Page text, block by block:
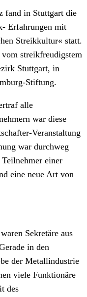
fand in Stuttgart die
Erfahrungen mit
Streikkultur« statt.
streikfreudigstem
Stuttgart, in
Stiftung.
alle
war diese
Veranstaltung
war durchweg
einer
eine neue Art von
Sekretäre aus
in den
der Metallindustrie
viele Funktionäre
des